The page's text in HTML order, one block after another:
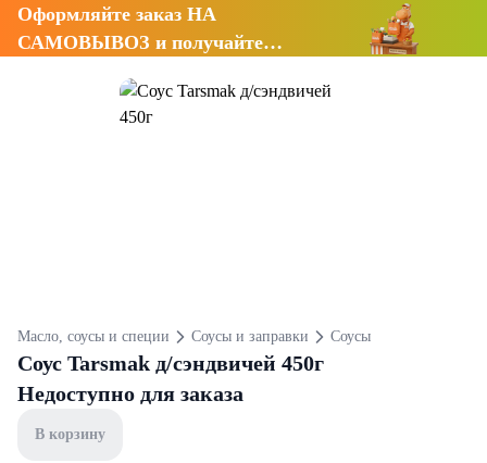
Оформляйте заказ НА
САМОВЫВОЗ и получайте
Масло, соусы и специи Соусы и заправки Соусы
Соус Tarsmak д/сэндвичей 450г
Недоступно для заказа
В корзину